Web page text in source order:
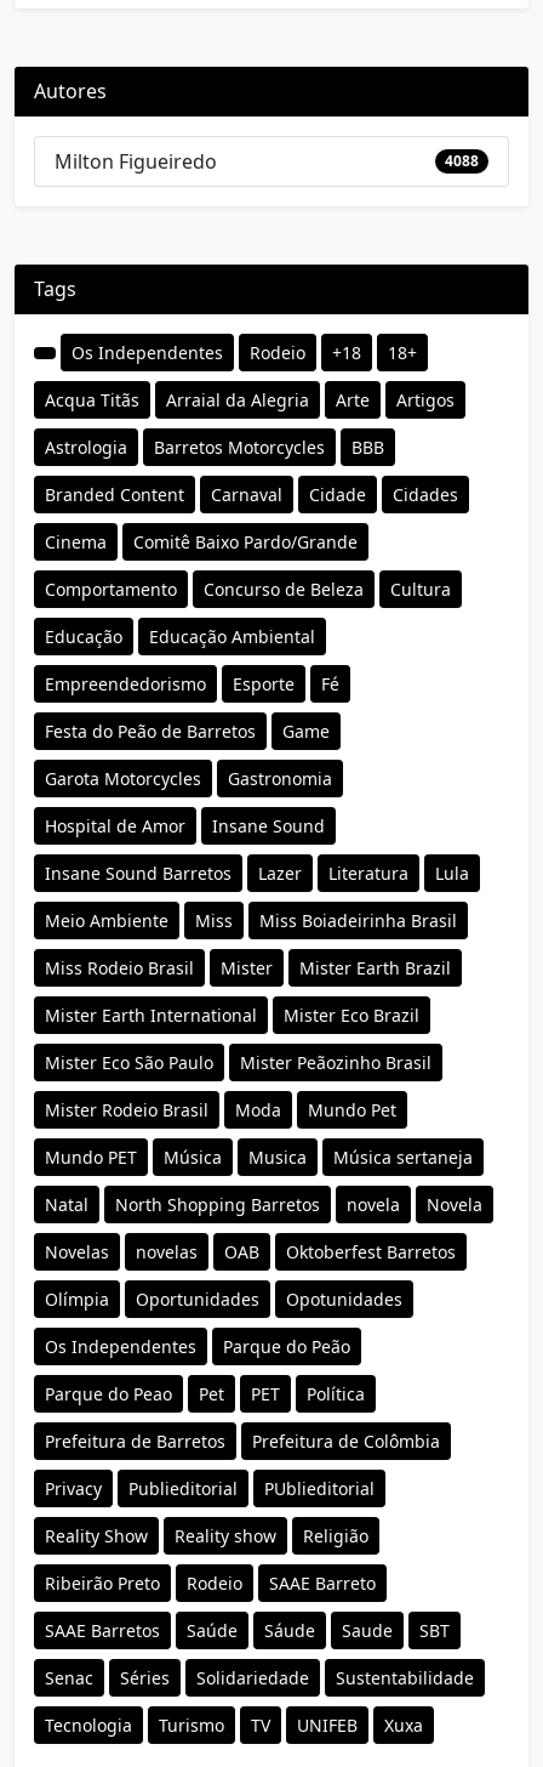
Autores
Milton Figueiredo 4088
Tags
Os Independentes Rodeio +18 18+
Acqua Titãs Arraial da Alegria Arte Artigos
Astrologia Barretos Motorcycles BBB
Branded Content Carnaval Cidade Cidades
Cinema Comitê Baixo Pardo/Grande
Comportamento Concurso de Beleza Cultura
Educação Educação Ambiental
Empreendedorismo Esporte Fé
Festa do Peão de Barretos Game
Garota Motorcycles Gastronomia
Hospital de Amor Insane Sound
Insane Sound Barretos Lazer Literatura Lula
Meio Ambiente Miss Miss Boiadeirinha Brasil
Miss Rodeio Brasil Mister Mister Earth Brazil
Mister Earth International Mister Eco Brazil
Mister Eco São Paulo Mister Peãozinho Brasil
Mister Rodeio Brasil Moda Mundo Pet
Mundo PET Música Musica Música sertaneja
Natal North Shopping Barretos novela Novela
Novelas novelas OAB Oktoberfest Barretos
Olímpia Oportunidades Opotunidades
Os Independentes Parque do Peão
Parque do Peao Pet PET Política
Prefeitura de Barretos Prefeitura de Colômbia
Privacy Publieditorial PUblieditorial
Reality Show Reality show Religião
Ribeirão Preto Rodeio SAAE Barreto
SAAE Barretos Saúde Sáude Saude SBT
Senac Séries Solidariedade Sustentabilidade
Tecnologia Turismo TV UNIFEB Xuxa